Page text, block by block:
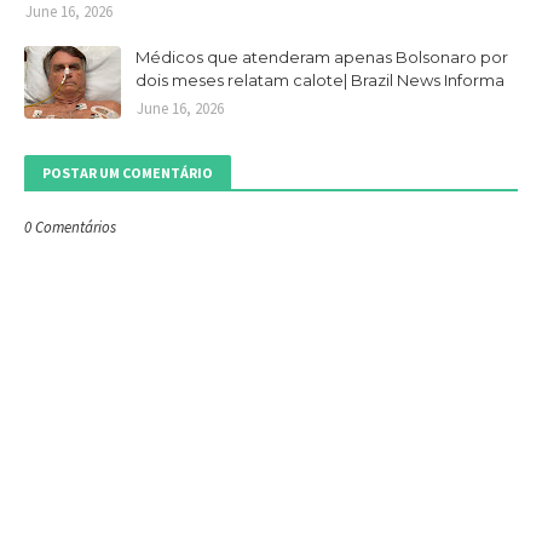
June 16, 2026
Médicos que atenderam apenas Bolsonaro por
dois meses relatam calote| Brazil News Informa
June 16, 2026
POSTAR UM COMENTÁRIO
0 Comentários